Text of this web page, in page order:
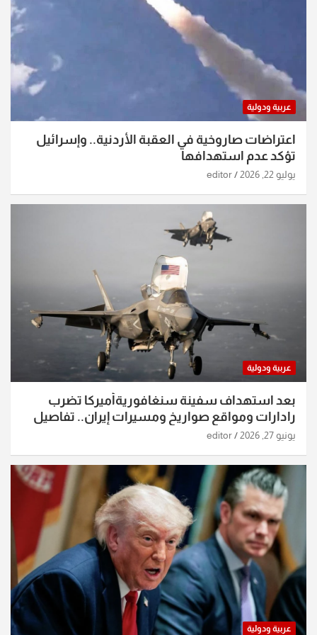
عربية ودولية
اعتراضات صاروخية في العقبة الأردنية.. وإسرائيل
تؤكد عدم استهدافها
يوليو 22, 2026 editor
عربية ودولية
بعد استهداف سفينة سنغافوريةأميركا تضرب
رادارات ومواقع صواريخ ومسيرات إيران.. تفاصيل
الساعات الماضية
يونيو 27, 2026 editor
عربية ودولية